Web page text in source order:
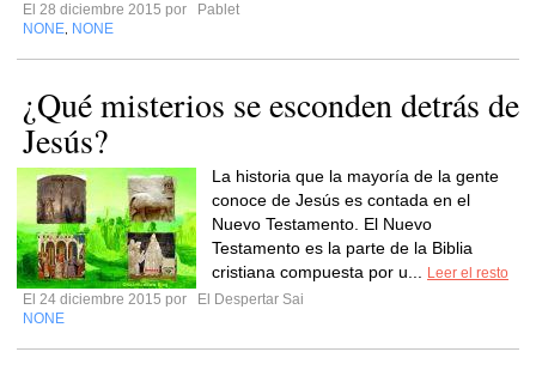
El 28 diciembre 2015 por
Pablet
NONE NONE
¿Qué misterios se esconden detrás de
Jesús?
La historia que la mayoría de la gente
conoce de Jesús es contada en el
Nuevo Testamento. El Nuevo
Testamento es la parte de la Biblia
cristiana compuesta por u...
Leer el resto
El 24 diciembre 2015 por
El Despertar Sai
NONE